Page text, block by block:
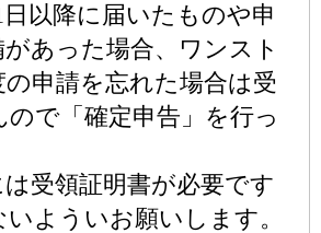
日以降に届いたものや申
あった場合、ワンスト
の申請を忘れた場合は受
で「確定申告」を行っ
受領証明書が必要です
よういお願いします。